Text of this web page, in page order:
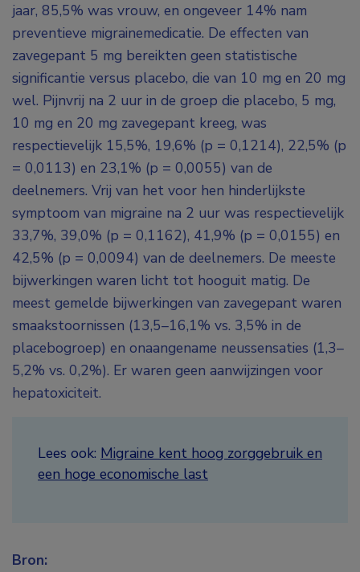
jaar, 85,5% was vrouw, en ongeveer 14% nam
preventieve migrainemedicatie. De effecten van
zavegepant 5 mg bereikten geen statistische
significantie versus placebo, die van 10 mg en 20 mg
wel. Pijnvrij na 2 uur in de groep die placebo, 5 mg,
10 mg en 20 mg zavegepant kreeg, was
respectievelijk 15,5%, 19,6% (p = 0,1214), 22,5% (p
= 0,0113) en 23,1% (p = 0,0055) van de
deelnemers. Vrij van het voor hen hinderlijkste
symptoom van migraine na 2 uur was respectievelijk
33,7%, 39,0% (p = 0,1162), 41,9% (p = 0,0155) en
42,5% (p = 0,0094) van de deelnemers. De meeste
bijwerkingen waren licht tot hooguit matig. De
meest gemelde bijwerkingen van zavegepant waren
smaakstoornissen (13,5–16,1% vs. 3,5% in de
placebogroep) en onaangename neussensaties (1,3–
5,2% vs. 0,2%). Er waren geen aanwijzingen voor
hepatoxiciteit.
Lees ook: Migraine kent hoog zorggebruik en
een hoge economische last
Bron: